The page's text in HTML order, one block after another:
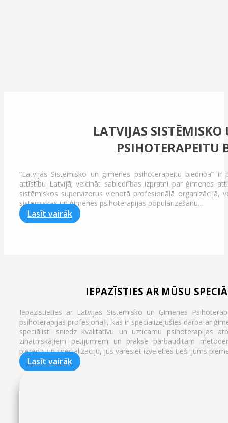
LATVIJAS
PSIHOTERAPEITU
“Latvijas Sistēmisko un ģimenes psihoterapeitu biedrība”
attīstību Latvijā; veicināt sabiedrības izpratni par ģimenes
sistēmiskos supervizorus vienotā profesionālā organizācijā,
sistēmiskās un ģimenes psihoterapijas popularizēšanu…
Lasīt vairāk
IEPAZĪSTIES AR MŪSU
Iepazīstieties ar Latvijas Sistēmisko un Ģimenes
psihoterapijas profesionāļi, kas ir specializējušies darbā ar
speciālisti sniedz kvalitatīvu un uzticamu psihoterapijas
zinātniskajiem pētījumiem un praksē pārbaudītām
pieredzi un specializāciju, jūs varēsiet izvēlēties tieši jums
Lasīt vairāk